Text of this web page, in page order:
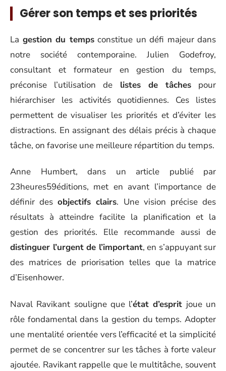
Gérer son temps et ses priorités
La gestion du tempsconstitue un défi majeur dans
notre société contemporaine. Julien Godefroy,
consultant et formateur en gestion du temps,
préconise l’utilisation de listes de tâchespour
hiérarchiser les activités quotidiennes. Ces listes
permettent de visualiser les priorités et d’éviter les
distractions. En assignant des délais précis à chaque
tâche, on favorise une meilleure répartition du temps.
Anne Humbert, dans un article publié par
23heures59éditions, met en avant l’importance de
définir desobjectifs clairs. Une vision précise des
résultats à atteindre facilite la planification et la
gestion des priorités. Elle recommande aussi de
distinguer l’urgent de l’important, en s’appuyant sur
des matrices de priorisation telles que la matrice
d’Eisenhower.
Naval Ravikant souligne que l’état d’esprit joue un
rôle fondamental dans la gestion du temps. Adopter
une mentalité orientée vers l’efficacité et la simplicité
permet de se concentrer sur les tâches à forte valeur
ajoutée. Ravikant rappelle que le multitâche, souvent